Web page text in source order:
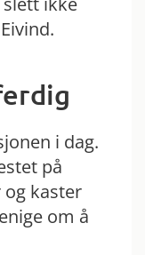
i dag.
på
kaster
om å